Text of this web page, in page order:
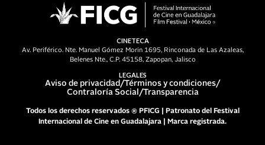
CINETECA
Av. Periférico. Nte. Manuel Gómez Morin 1695, Rinconada de Las Azaleas,
Belenes Nte., C.P. 45158, Zapopan, Jalisco
LEGALES
Aviso de privacidad /Términos y condiciones/
Contraloría Social /Transparencia
Todos los derechos reservados ® PFICG | Patronato del Festival
Internacional de Cine en Guadalajara | Marca registrada.